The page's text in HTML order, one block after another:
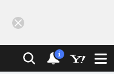
検索 通知
i